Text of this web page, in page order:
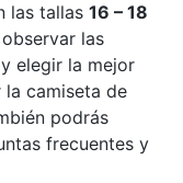
las tallas16 – 18
las
elegir la mejor
camiseta de
podrás
frecuentes y